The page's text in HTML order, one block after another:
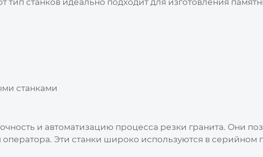
станками
и автоматизацию процесса резки гранита. Они
Эти станки широко используются в серийном